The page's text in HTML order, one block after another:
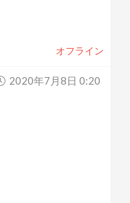
オフライン
2020年7月8日 0:20